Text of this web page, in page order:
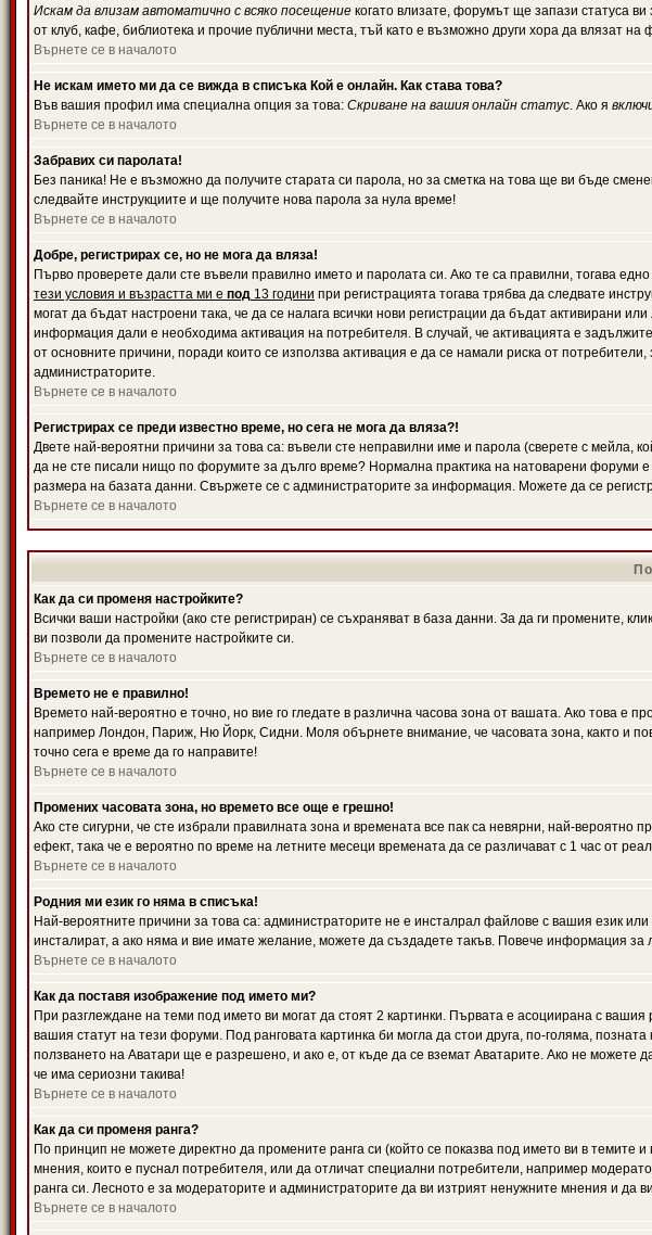
Искам да влизам автоматично с всяко посещение когато влизате, форумът ще запази статуса
от клуб, кафе, библиотека и прочие публични места, тъй като е възможно други хора да влязат
Върнете се в началото
Не искам името ми да се вижда в списъка Кой е онлайн. Как става това?
Във вашия профил има специална опция за това: Скриване на вашия онлайн статус. Ако я
Върнете се в началото
Забравих си паролата!
Без паника! Не е възможно да получите старата си парола, но за сметка на това ще ви бъде
следвайте инструкциите и ще получите нова парола за нула време!
Върнете се в началото
Добре, регистрирах се, но не мога да вляза!
Първо проверете дали сте въвели правилно името и паролата си. Ако те са правилни, тогава
тези условия и възрастта ми е под 13 години при регистрацията тогава трябва да следвате
могат да бъдат настроени така, че да се налага всички нови регистрации да бъдат активирани
информация дали е необходима активация на потребителя. В случай, че активацията е
от основните причини, поради които се използва активация е да се намали риска от
администраторите.
Върнете се в началото
Регистрирах се преди известно време, но сега не мога да вляза?!
Двете най-вероятни причини за това са: въвели сте неправилни име и парола (сверете с мейла,
да не сте писали нищо по форумите за дълго време? Нормална практика на натоварени форуми
размера на базата данни. Свържете се с администраторите за информация. Можете да се
Върнете се в началото
Как да си променя настройките?
Всички ваши настройки (ако сте регистриран) се съхраняват в база данни. За да ги промените,
ви позволи да промените настройките си.
Върнете се в началото
Времето не е правилно!
Времето най-вероятно е точно, но вие го гледате в различна часова зона от вашата. Ако това е
например Лондон, Париж, Ню Йорк, Сидни. Моля обърнете внимание, че часовата зона, както и
точно сега е време да го направите!
Върнете се в началото
Промених часовата зона, но времето все още е грешно!
Ако сте сигурни, че сте избрали правилната зона и времената все пак са невярни, най-
ефект, така че е вероятно по време на летните месеци времената да се различават с 1 час от
Върнете се в началото
Родния ми език го няма в списъка!
Най-вероятните причини за това са: администраторите не е инсталрал файлове с вашия език
инсталират, а ако няма и вие имате желание, можете да създадете такъв. Повече информация
Върнете се в началото
Как да поставя изображение под името ми?
При разглеждане на теми под името ви могат да стоят 2 картинки. Първата е асоциирана с
вашия статут на тези форуми. Под ранговата картинка би могла да стои друга, по-голяма,
ползването на Аватари ще е разрешено, и ако е, от къде да се вземат Аватарите. Ако не можете
че има сериозни такива!
Върнете се в началото
Как да си променя ранга?
По принцип не можете директно да промените ранга си (който се показва под името ви в
мнения, които е пуснал потребителя, или да отличат специални потребители, например
ранга си. Лесното е за модераторите и администраторите да ви изтрият ненужните мнения и да
Върнете се в началото